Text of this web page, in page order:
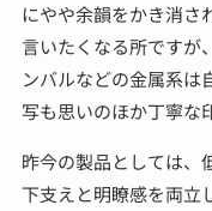
にやや余韻をかき消さ
言いたくなる所ですが
ンバルなどの金属系は
写も思いのほか丁寧な
昨今の製品としては、
下支えと明瞭感を両立